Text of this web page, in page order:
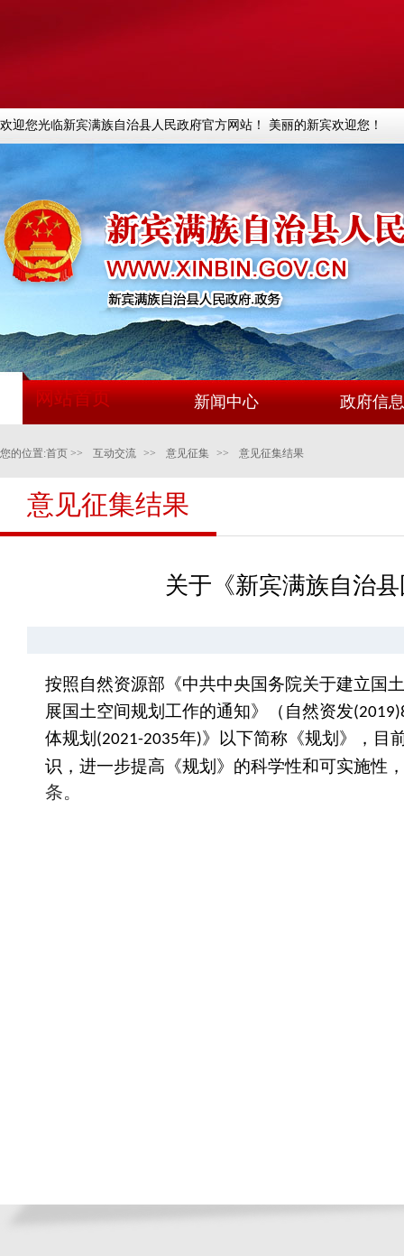
欢迎您光临新宾满族自治县人民政府官方网站！ 美丽的新宾欢迎您！
网站首页 新闻中心 政府信
您的位置:首页 >> 互动交流 >> 意见征集 >> 意见征集结果
意见征集结果
关于《新宾满族自治
按照自然资源部《中共中央国务院关于建立国
展国土空间规划工作的通知》（自然资发
体规划 (2021-2035年)》以下简称《规划》，目
识，进一步提高《规划》的科学性和可实施性
条。